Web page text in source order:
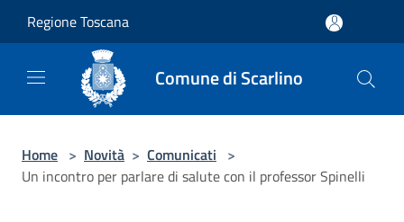
Regione Toscana
Comune di Scarlino
Home > Novità > Comunicati >
Un incontro per parlare di salute con il professor Spinelli